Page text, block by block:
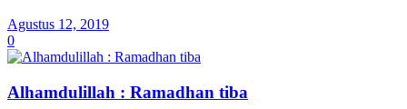
Agustus 12, 2019
0
Alhamdulillah : Ramadhan tiba